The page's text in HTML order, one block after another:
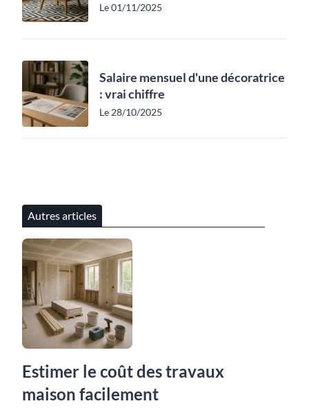
Le 01/11/2025
Salaire mensuel d'une décoratrice
: vrai chiffre
Le 28/10/2025
Autres articles
Estimer le coût des travaux
maison facilement